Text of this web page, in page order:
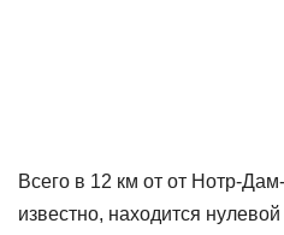
Всего в 12 км от от Нотр-
известно, находится